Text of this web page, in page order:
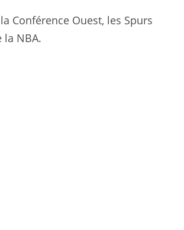
Conférence Ouest, les Spurs
NBA.